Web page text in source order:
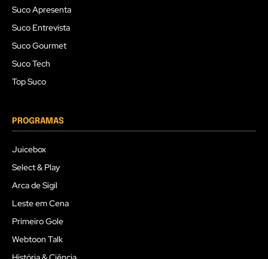
Suco Apresenta
Suco Entrevista
Suco Gourmet
Suco Tech
Top Suco
PROGRAMAS
Juicebox
Select & Play
Arca de Sigil
Leste em Cena
Primeiro Gole
Webtoon Talk